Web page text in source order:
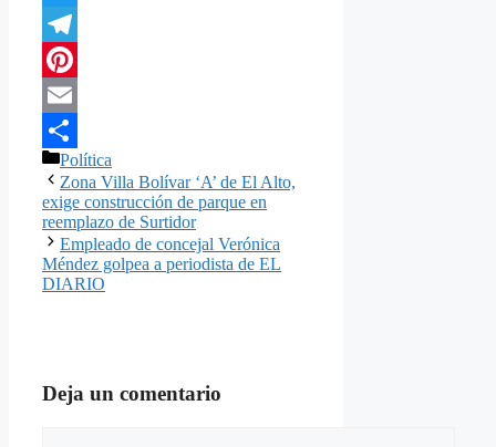
Twitter
Telegram
Pinterest
Email
Compartir
Categorías
Política
Zona Villa Bolívar ‘A’ de El Alto,
exige construcción de parque en
reemplazo de Surtidor
Empleado de concejal Verónica
Méndez golpea a periodista de EL
DIARIO
Deja un comentario